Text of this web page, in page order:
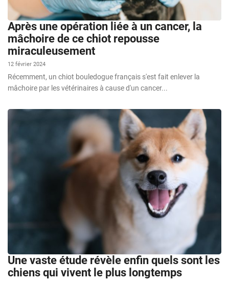
Après une opération liée à un cancer, la
mâchoire de ce chiot repousse
miraculeusement
12 février 2024
Récemment, un chiot bouledogue français s'est fait enlever la
mâchoire par les vétérinaires à cause d'un cancer...
Une vaste étude révèle enfin quels sont les
chiens qui vivent le plus longtemps